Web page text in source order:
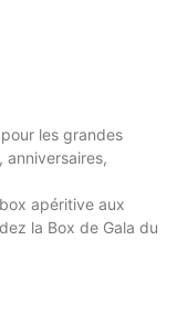
les grandes
anniversaires,
apéritive aux
la Box de Gala du